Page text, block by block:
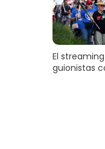
El
guionistas